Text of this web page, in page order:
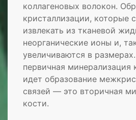
коллагеновых волокон.
кристаллизации, которые
извлекать из тканевой
неорганические ионы и,
увеличиваются в
первичная минерализация
идет образование
связей — это вторичная
кости.